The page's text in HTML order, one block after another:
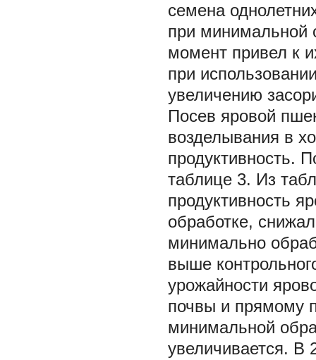
семена
при минимальной
момент привел к
при
увеличению
Посев яровой
возделывания в
продуктивность.
таблице 3. Из
продуктивность
обработке,
минимально
выше
урожайности
почвы и прямому
минимальной
увеличивается. В